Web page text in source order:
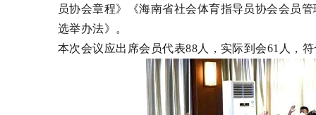
员协会章程》《海南省社会体育指导员协会会员
选举办法》。
本次会议应出席会员代表88人，实际到会61人，